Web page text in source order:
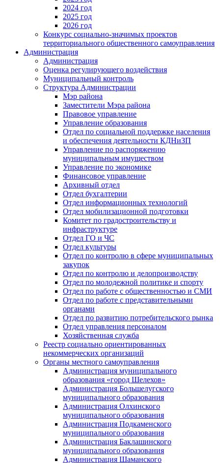
2024 год
2025 год
2026 год
Конкурс социально-значимых проектов
территориального общественного самоуправления
Администрация
Администрация
Оценка регулирующего воздействия
Муниципальный контроль
Структура Администрации
Мэр района
Заместители Мэра района
Правовое управление
Управление образования
Отдел по социальной поддержке населения
и обеспечения деятельности КДНиЗП
Управление по распоряжению
муниципальным имуществом
Управление по экономике
Финансовое управление
Архивный отдел
Отдел бухгалтерии
Отдел информационных технологий
Отдел мобилизационной подготовки
Комитет по градостроительству и
инфраструктуре
Отдел ГО и ЧС
Отдел культуры
Отдел по контролю в сфере муниципальных
закупок
Отдел по контролю и делопроизводству
Отдел по молодежной политике и спорту
Отдел по работе с общественностью и СМИ
Отдел по работе с представительными
органами
Отдел по развитию потребительского рынка
Отдел управления персоналом
Хозяйственная служба
Реестр социально ориентированных
некоммерческих организаций
Органы местного самоуправления
Администрация муниципального
образования «город Шелехов»
Администрация Большелугского
муниципального образования
Администрация Олхинского
муниципального образования
Администрация Подкаменского
муниципального образования
Администрация Баклашинского
муниципального образования
Администрация Шаманского